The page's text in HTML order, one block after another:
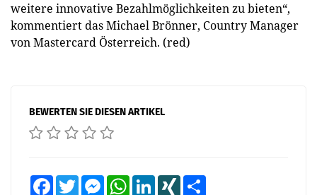
weitere innovative Bezahlmöglichkeiten zu bieten“,
kommentiert das Michael Brönner, Country Manager
von Mastercard Österreich. (red)
BEWERTEN SIE DIESEN ARTIKEL
FacebookTwitter MessengerWhatsAppLinkedInXING